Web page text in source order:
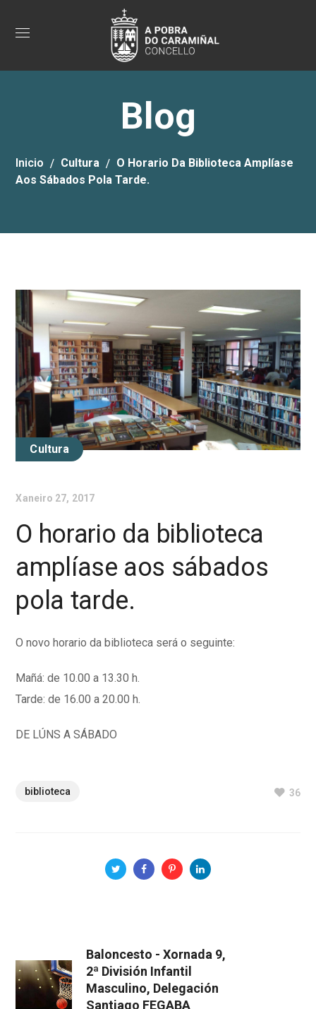
Blog
Inicio Cultura
O Horario Da Biblioteca Amplíase
Aos Sábados Pola Tarde.
Cultura
Xaneiro 27, 2017
O horario da biblioteca
amplíase aos sábados
pola tarde.
O novo horario da biblioteca será o seguinte:
Mañá: de 10.00 a 13.30 h.
Tarde: de 16.00 a 20.00 h.
DE LÚNS A SÁBADO
biblioteca 36
Baloncesto - Xornada 9,
2ª División Infantil
Masculino, Delegación
Santiago FEGABA